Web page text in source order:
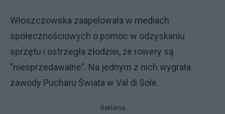
Włoszczowska zaapelowała w mediach
społecznościowych o pomoc w odzyskaniu
sprzętu i ostrzegła złodziei, że rowery są
"niesprzedawalne". Na jednym z nich wygrała
zawody Pucharu Świata w Val di Sole.
Reklama